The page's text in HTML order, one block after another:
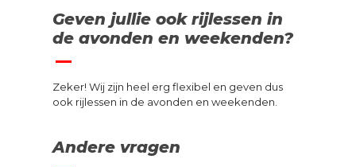
Geven jullie ook rijlessen in
de avonden en weekenden?
Zeker! Wij zijn heel erg flexibel en geven dus
ook rijlessen in de avonden en weekenden.
Andere vragen